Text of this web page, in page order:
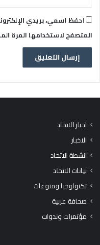
احفظ اسمي، بريدي
المتصفح لاستخدامها المرة
اخبار الاتحاد
الاخبار
انشطة الاتحاد
بيانات الاتحاد
تكنولوجيا ومنوعات
صحافة عربية
مؤتمرات وندوات